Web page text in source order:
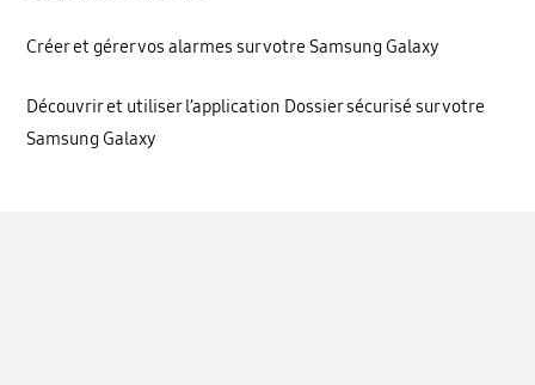
Créer et gérer vos alarmes sur votre Samsung Galaxy
Découvrir et utiliser l’application Dossier sécurisé sur votre
Samsung Galaxy